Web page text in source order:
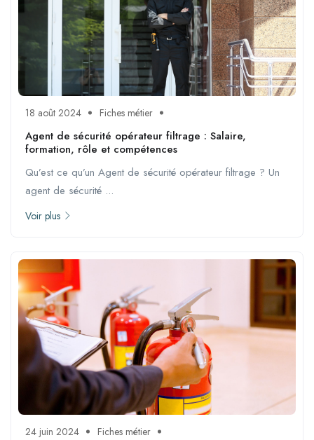
18 août 2024 Fiches métier
Agent de sécurité opérateur filtrage : Salaire,
formation, rôle et compétences
Qu’est ce qu’un Agent de sécurité opérateur filtrage ? Un
agent de sécurité ...
Voir plus
24 juin 2024 Fiches métier